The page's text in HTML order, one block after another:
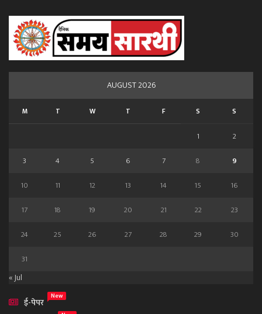
AUGUST 2026
M T W T F S S
1
2
3
4 5 6 7 8
9
10
11 12 13 14 15
16
17
18 19 20 21 22
23
24
25 26 27 28 29
30
31
« Jul
ई-पेपर
New